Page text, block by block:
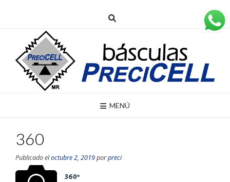
MENÚ
360
Publicado eloctubre 2, 2019porpreci